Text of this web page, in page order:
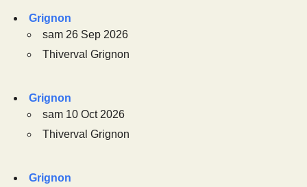
Grignon
sam 26 Sep 2026
Thiverval Grignon
Grignon
sam 10 Oct 2026
Thiverval Grignon
Grignon